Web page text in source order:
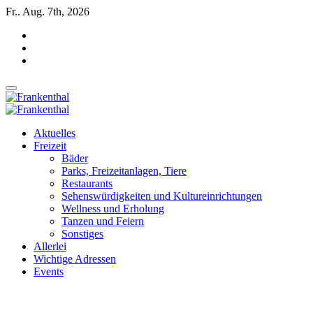
Zum
springen
Fr.. Aug. 7th, 2026
INSIDE FRANKENTHAL
INSIDE FRANKENTHAL
Aktuelles
Freizeit
Bäder
Parks, Freizeitanlagen, Tiere
Restaurants
Sehenswürdigkeiten und Kultureinrichtungen
Wellness und Erholung
Tanzen und Feiern
Sonstiges
Allerlei
Wichtige Adressen
Events